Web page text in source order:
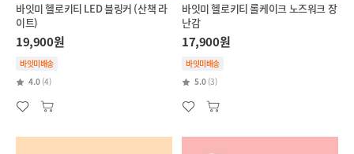
바잇미 헬로키티 LED 블링커 (산책 라
이트)
19,900원
바잇미배송
4.0 (4)
바잇미 헬로키티 롤케이크 노즈워크 장
난감
17,900원
바잇미배송
5.0 (3)